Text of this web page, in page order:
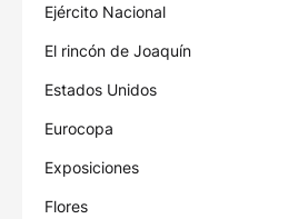
Ejército Nacional
El rincón de Joaquín
Estados Unidos
Eurocopa
Exposiciones
Flores